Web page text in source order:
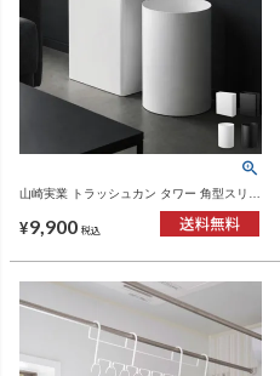
山崎実業 トラッシュカン タワー 角型スリム
10L 丸型13L 2個セット tower | インテリア
雑貨・タワーシリーズ・ゴミ箱
¥9,900 税込